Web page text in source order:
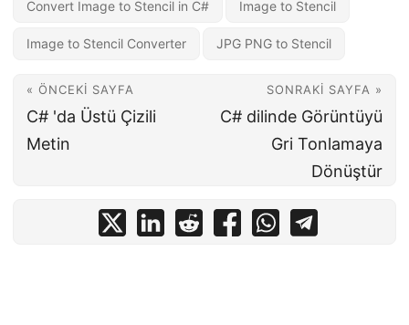
Convert Image to Stencil in C# Image to Stencil
Image to Stencil Converter JPG PNG to Stencil
« ÖNCEKI SAYFA
C# 'da Üstü Çizili
Metin
SONRAKI SAYFA »
C# dilinde Görüntüyü
Gri Tonlamaya
Dönüştür